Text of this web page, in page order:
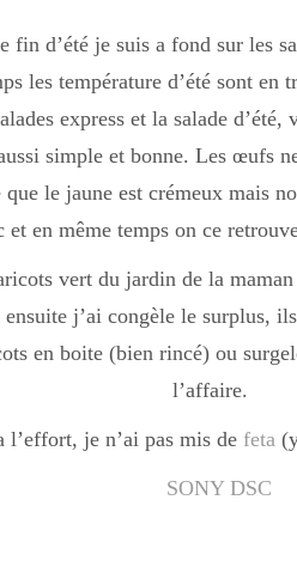
fin d’été je suis a fond sur les
les température d’été sont en
express et la salade
simple et bonne. Les œufs
que le jaune est crémeux mais
et en même temps on ce
vert du jardin de la
ensuite j’ai congèle le surplus,
en boite (bien rincé) ou
l’affaire.
l’effort, je n’ai pas mis de feta